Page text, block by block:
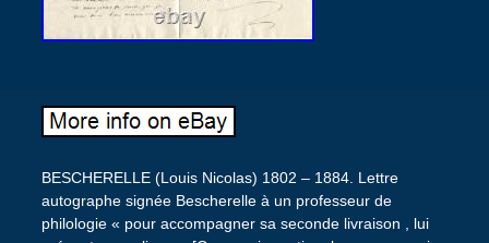
BESCHERELLE (Louis Nicolas) 1802 – 1884. Lettre
autographe signée Bescherelle à un professeur de
philologie « pour accompagner sa seconde livraison , lui